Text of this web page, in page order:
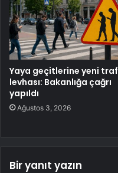
Yaya geçitlerine yeni
levhası: Bakanlığa çağrı
yapıldı
Ağustos 3, 2026
Bir yanıt yazın